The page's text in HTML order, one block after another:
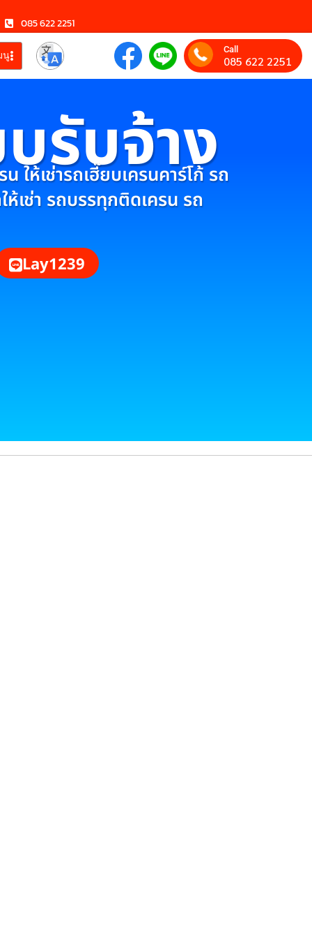
085 622 2251
นู Call
085 622 2251
รับจ้าง
ให้เช่ารถเฮี๊ยบเครนคาร์โก้ รถ
ห้เช่า รถบรรทุกติดเครน รถ
Lay1239